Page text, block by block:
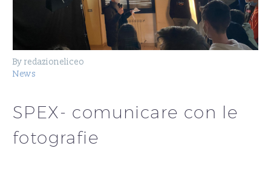
By redazioneliceo
News
SPEX- comunicare con le
fotografie